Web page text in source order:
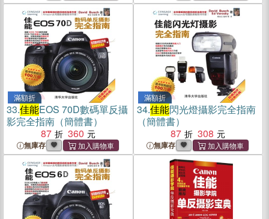
滿額折
33.佳能EOS 70D數碼單反攝
影完全指南（簡體書）
87
360
無庫存
滿額折
34.佳能閃光燈攝影完全指南
（簡體書）
87
308
無庫存